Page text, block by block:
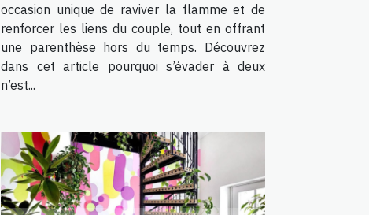
occasion unique de raviver la flamme et de
renforcer les liens du couple, tout en offrant
une parenthèse hors du temps. Découvrez
dans cet article pourquoi s’évader à deux
n’est...